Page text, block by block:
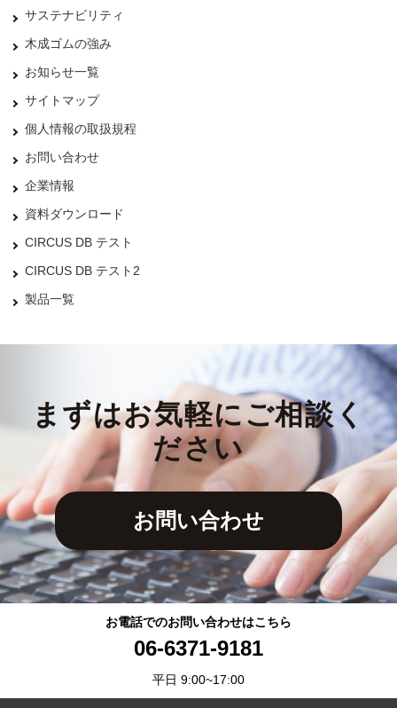
サステナビリティ
木成ゴムの強み
お知らせ一覧
サイトマップ
個人情報の取扱規程
お問い合わせ
企業情報
資料ダウンロード
CIRCUS DB テスト
CIRCUS DB テスト2
製品一覧
まずはお気軽にご相談く
ださい
お問い合わせ
お電話でのお問い合わせはこちら
06-6371-9181
平日 9:00~17:00